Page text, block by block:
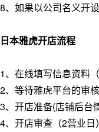
8、如果以公司名义开
日本雅虎开店流程
1、在线填写信息资料（
2、等待雅虎平台的审
3、开店准备(店铺后台
4、开店审查（2营业